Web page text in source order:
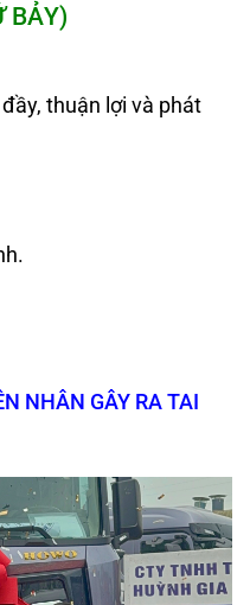
BẢY)
thuận lợi và phát
NHÂN GÂY RA TAI